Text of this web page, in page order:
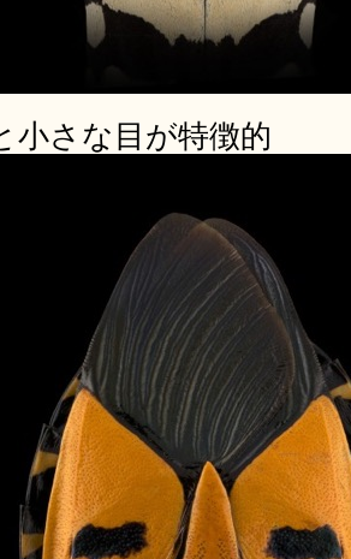
小さな目が特徴的